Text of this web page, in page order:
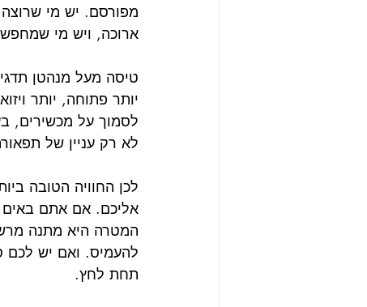
מפורסם. יש מי שרוצה
ארוכה, ויש מי
טיסה מעל מנהטן
יותר פתוחה, יותר
לסמוך על מכשירים,
לא רק עניין של
לכן החוויה הטובה
אליכם. אם אתם באים
המטרה היא מתנה
להעמיס. ואם יש לכם
תחת לחץ.